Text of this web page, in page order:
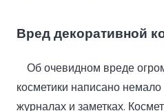
Вред декоративной
Об очевидном вреде
косметики написано немало
журналах и заметках.